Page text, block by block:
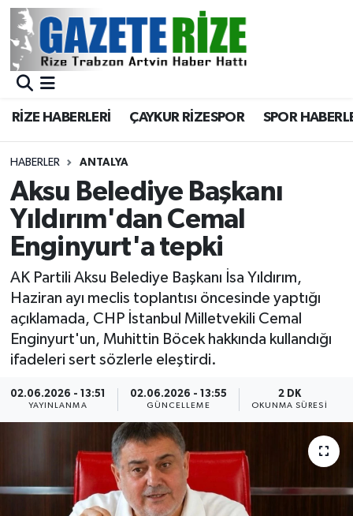
RİZE HABERLERİ ÇAYKUR RİZESPOR SPOR
HABERLER ANTALYA
Aksu Belediye Başkanı
Yıldırım'dan Cemal
Enginyurt'a tepki
AK Partili Aksu Belediye Başkanı İsa Yıldırım,
Haziran ayı meclis toplantısı öncesinde yaptığı
açıklamada, CHP İstanbul Milletvekili Cemal
Enginyurt'un, Muhittin Böcek hakkında kullandığı
ifadeleri sert sözlerle eleştirdi.
02.06.2026 - 13:51
YAYINLANMA
02.06.2026 - 13:55
GÜNCELLEME
2 DK
OKUNMA SÜRESI
BÖLGEMİZ
Asayiş
Rize Jandarma Komutanlığı
Bilim Teknoloji
Bölge
Advertising news
Canlı Maç
Dış Haberler
Dünya
EĞİTİM
Merkez Nöbetçi Eczaneler
Merkez Trafik Yoğunluk Haritası
Süper Lig Puan Durumu ve Fikstür
Tüm Manşetler
Son Dakika Haberleri
Haber Arşivi